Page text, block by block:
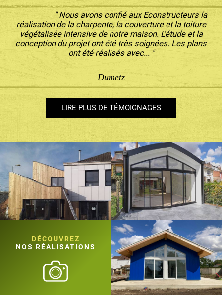
" Nous avons confié aux Econstructeurs la
réalisation de la charpente, la couverture et la toiture
végétalisée intensive de notre maison. L'étude et la
conception du projet ont été très soignées. Les plans
ont été réalisés avec... "
Dumetz
LIRE PLUS DE TÉMOIGNAGES
DÉCOUVREZ
NOS RÉALISATIONS